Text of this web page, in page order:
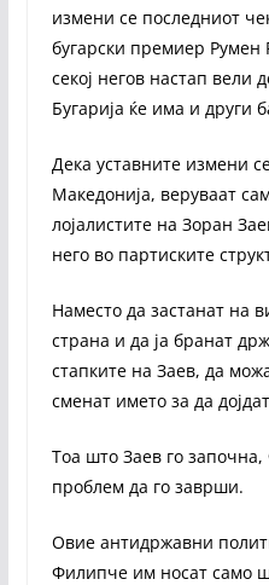
измени се последниот
бугарски премиер Румен
секој негов настап вели
Бугарија ќе има и други
Дека уставните измени
Македонија, веруваат
лојалистите на Зоран
него во партиските
Наместо да застанат на
страна и да ја бранат
стапките на Заев, да
сменат името за да
Тоа што Заев го
проблем да го заврши.
Овие антидржавни
Филипче им носат само